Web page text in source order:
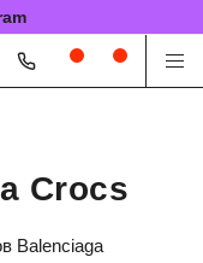
Crocs
Balenciaga